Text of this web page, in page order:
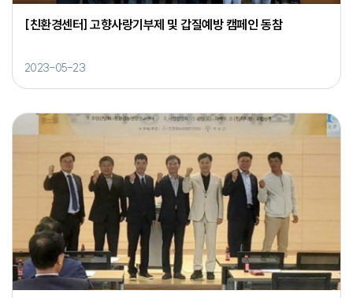
[친환경센터] 고향사랑기부제 및 갑질예방 캠페인 동참
2023-05-23